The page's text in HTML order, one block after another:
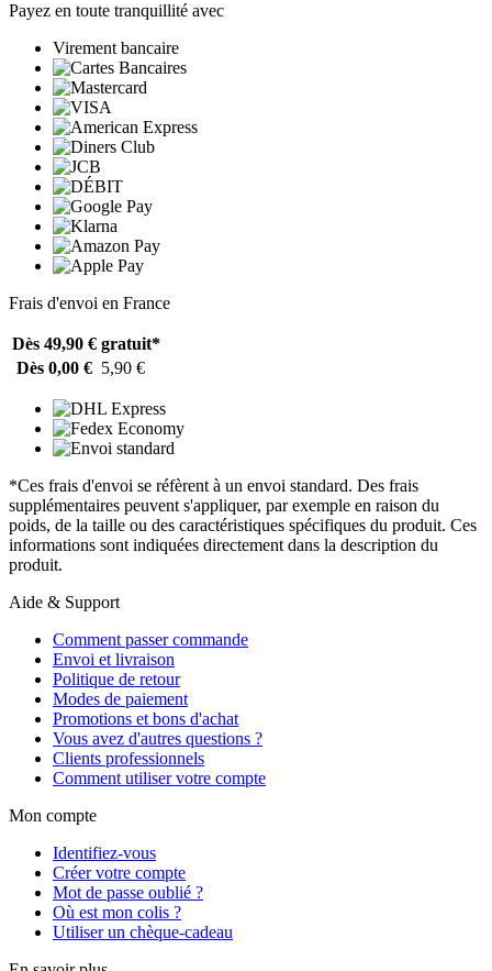
Payez en toute tranquillité avec
Virement bancaire
Frais d'envoi en France
Dès 49,90 € gratuit*
Dès 0,00 € 5,90 €
*Ces frais d'envoi se réfèrent à un envoi standard. Des frais
supplémentaires peuvent s'appliquer, par exemple en raison du
poids, de la taille ou des caractéristiques spécifiques du produit. Ces
informations sont indiquées directement dans la description du
produit.
Aide & Support
Comment passer commande
Envoi et livraison
Politique de retour
Modes de paiement
Promotions et bons d'achat
Vous avez d'autres questions ?
Clients professionnels
Comment utiliser votre compte
Mon compte
Identifiez-vous
Créer votre compte
Mot de passe oublié ?
Où est mon colis ?
Utiliser un chèque-cadeau